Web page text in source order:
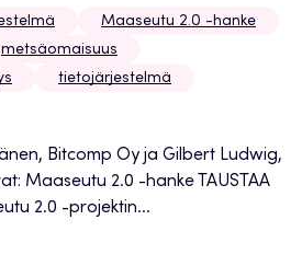
Maaseutu 2.0 -hanke
metsäomaisuus
tietojärjestelmä
Bitcomp Oy ja Gilbert Ludwig,
Maaseutu 2.0 -hanke TAUSTAA
2.0 -projektin...